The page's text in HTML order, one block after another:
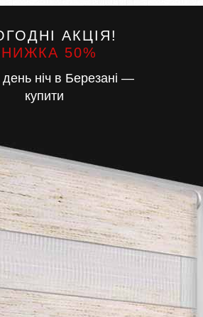
АКЦІЯ!
50%
ніч в Березані —
купити